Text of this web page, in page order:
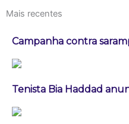
Mais recentes
Campanha contra
Tenista Bia Haddad